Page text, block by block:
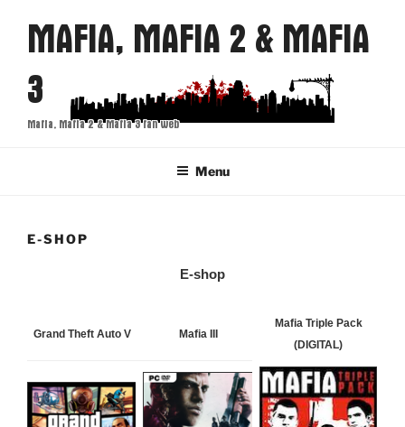
obsahu
webu
MAFIA, MAFIA 2 & MAFIA
3
Mafia, Mafia 2 & Mafia 3 fan web
Menu
E-SHOP
E-shop
Grand Theft Auto V Mafia III
Mafia Triple Pack
(DIGITAL)